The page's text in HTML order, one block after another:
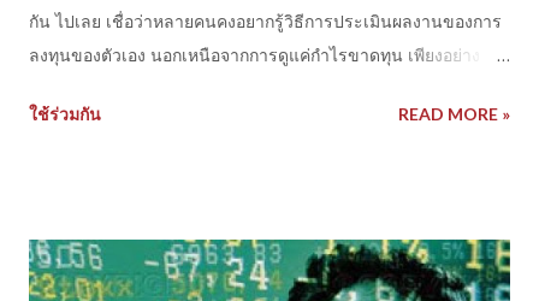
กัน ไปเลย เชื่อว่าหลายคนคงอยากรู้วิธีการประเมินผลงานของการ
ลงทุนของตัวเอง นอกเหนือจากการดูแค่กำไรขาดทุน เพียงอย่าง
ใช้ร่วมกัน READ MORE »